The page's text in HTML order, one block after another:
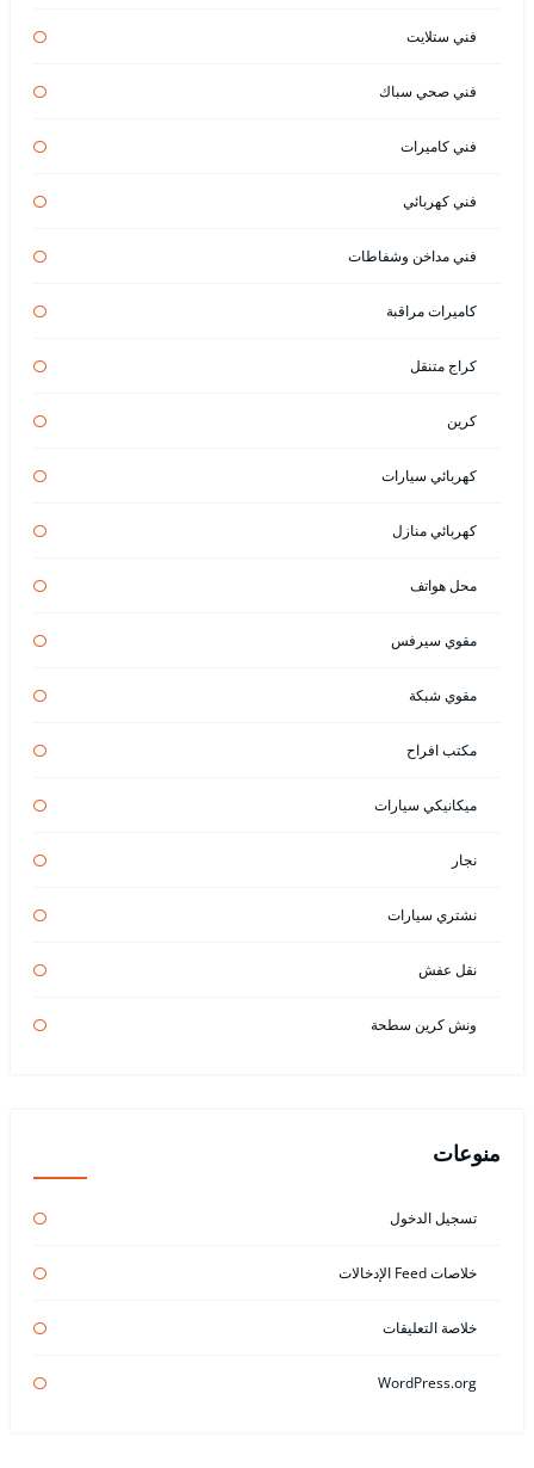
فني ستلايت
فني صحي سباك
فني كاميرات
فني كهربائي
فني مداخن وشفاطات
كاميرات مراقبة
كراج متنقل
كرين
كهربائي سيارات
كهربائي منازل
محل هواتف
مقوي سيرفس
مقوي شبكة
مكتب افراح
ميكانيكي سيارات
نجار
نشتري سيارات
نقل عفش
ونش كرين سطحة
منوعات
تسجيل الدخول
خلاصات Feed الإدخالات
خلاصة التعليقات
WordPress.org